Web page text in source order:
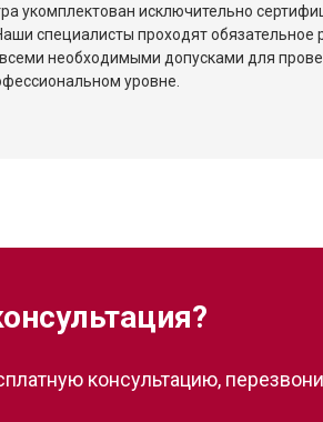
укомплектован исключительно
специалисты проходят обязательное
необходимыми допусками для
уровне.
консультацию,